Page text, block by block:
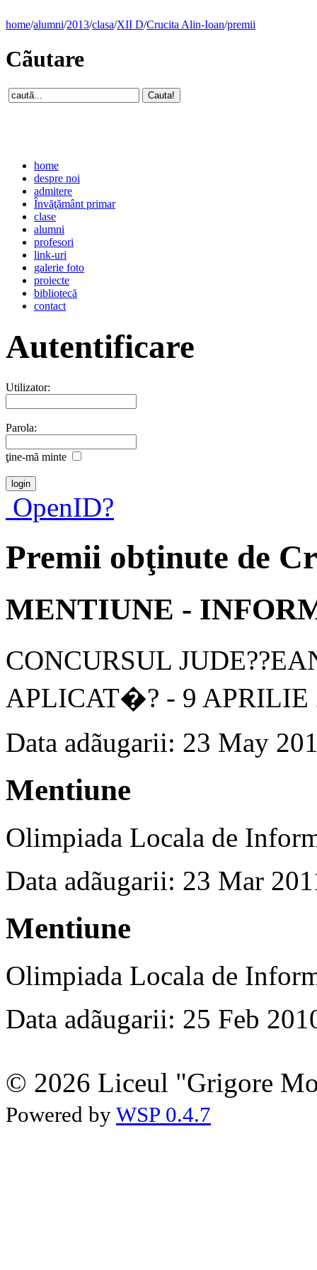
home/alumni/2013/clasa/XII D/Crucita Alin-Ioan/premii
Cãutare
home
despre noi
admitere
Învăţământ primar
clase
alumni
profesori
link-uri
galerie foto
proiecte
bibliotecă
contact
Autentificare
Utilizator:
Parola:
ţine-mã minte
OpenID?
Premii obţinute de
MENTIUNE -
CONCURSUL
APLICAT�? - 9 APRILIE
Data adãugarii: 23 May
Mentiune
Olimpiada Locala de
Data adãugarii: 23 Mar
Mentiune
Olimpiada Locala de
Data adãugarii: 25 Feb
© 2026 Liceul "Grigore
Powered by WSP 0.4.7